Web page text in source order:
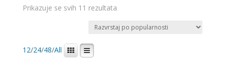
Prikazuje se svih 11 rezultataPoredano
popularnosti
12/24/48/All